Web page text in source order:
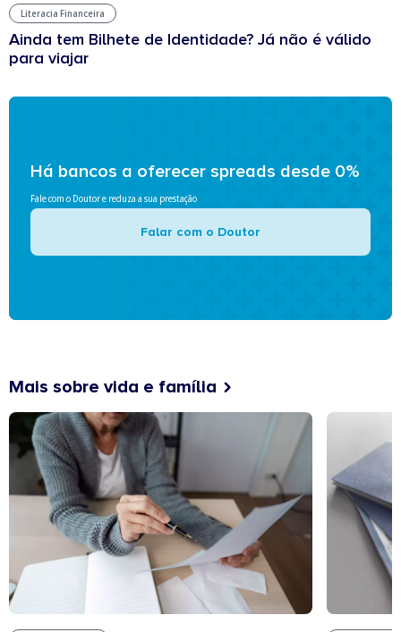
Literacia Financeira
Ainda tem Bilhete de Identidade? Já não é válido
para viajar
Há bancos a oferecer spreads desde 0%
Fale com o Doutor e reduza a sua prestação
Falar com o Doutor
Mais sobre vida e família